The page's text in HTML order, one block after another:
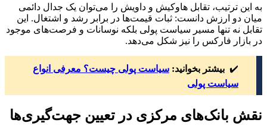
به این ترتیب، تقابل هاوکیش و داویش را می‌توان یک جدال دائمی
میان دو ارزش دانست: ثبات قیمت‌ها در برابر رشد و اشتغال. این
تقابل نه تنها مسیر سیاست پولی بلکه نوسانات و فرصت‌های موجود
در بازار فارکس را نیز شکل می‌دهد.
✔️ بیشتر بخوانید: سیاست پولی چیست؟ معرفی انواع
سیاست پولی
نقش بانک‌های مرکزی در تعیین جهت‌گیری‌ها